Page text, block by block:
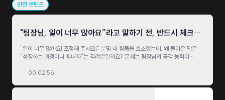
관련 콘텐츠
"팀장님, 일이 너무 많아요”라고 말하기 전, 반드시 체크할
3가지
"일이 너무 많아요! 조정해 주세요!" 분명 내 힘듦을 호소했는데, 왜 돌아온 답은
"성장하는 과정이니 힘내자"는 격려뿐일까요? 문제는 팀장님의 공감 능력이
설계도를 보고 있었기 때문이죠. 면담의 진짜 목적은 위로가 아니라 구조의
00:02:56